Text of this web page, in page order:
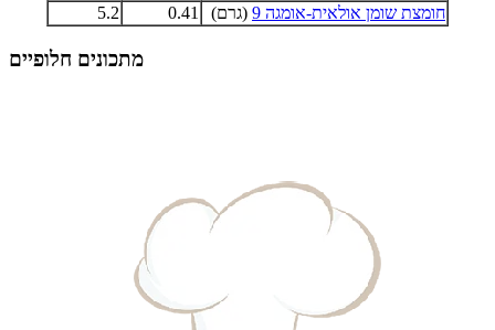
חומצת שומן אולאית-אומגה 9
(גרם) 0.41
5.2
מתכונים חלופיים